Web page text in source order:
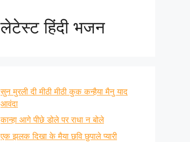
लेटेस्ट हिंदी भजन
सुन मुरली दी मीठी मीठी कुक कन्हैया मैनु याद
आवंदा
कान्हा आगे पीछे डोले पर राधा न बोले
एक झलक दिखा के मैया छवि छुपाले प्यारी